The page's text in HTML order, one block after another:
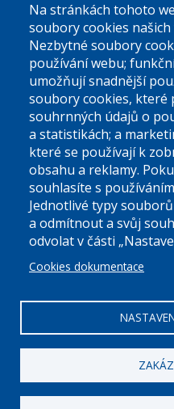
El. podatelna (bez
Úřední dny:
Po a St: 08.00-
Úřední hodiny
00063894DIČ:
Na stránkách tohoto
soubory cookies
Nezbytné soubory
používání webu;
umožňují snadnější
soubory cookies, které
souhrnných údajů o
a statistikách; a
které se používají k
obsahu a reklamy.
souhlasíte s
Jednotlivé typy
a odmítnout a svůj
odvolat v části
Cookies dokumentace